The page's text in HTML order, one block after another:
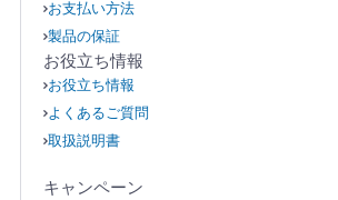
お支払い方法
製品の保証
お役立ち情報
お役立ち情報
よくあるご質問
取扱説明書
キャンペーン